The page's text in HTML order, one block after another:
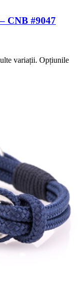
CNB #9047
variații. Opțiunile